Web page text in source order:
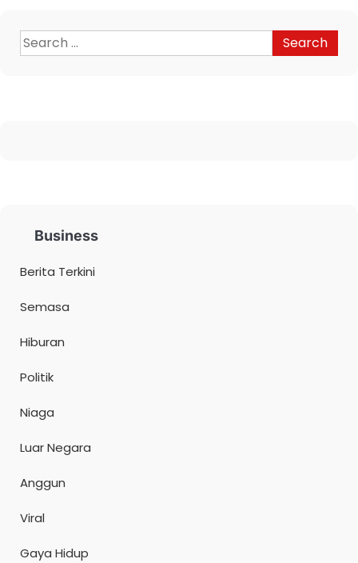
Business
Berita Terkini
Semasa
Hiburan
Politik
Niaga
Luar Negara
Anggun
Viral
Gaya Hidup